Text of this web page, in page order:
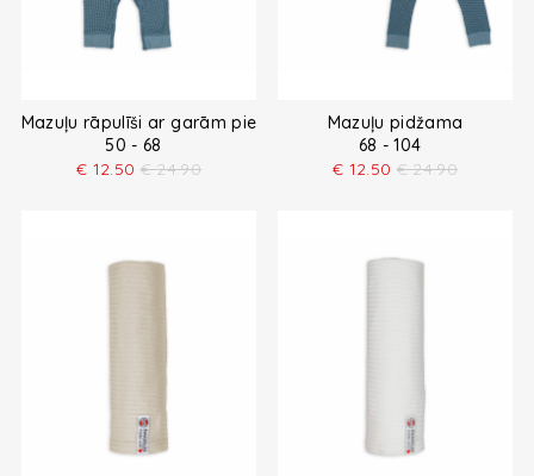
Mazuļu rāpulīši ar garām piedurknēm
50 - 68
€ 12.50 € 24.90
Mazuļu pidžama
68 - 104
€ 12.50 € 24.90